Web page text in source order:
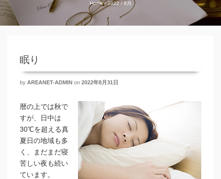
Home / 2022 / 8月
眠り
by AREANET-ADMIN on 2022年8月31日
暦の上では秋で
すが、日中は
30℃を超える真
夏日の地域も多
く、まだまだ寝
苦しい夜も続い
ています。